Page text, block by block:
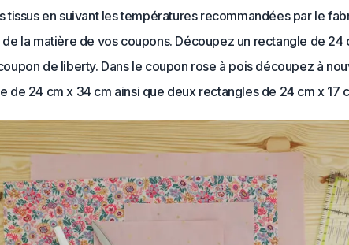
tissus en suivant les températures recommandées par le
la matière de vos coupons. Découpez un rectangle de 24
de liberty. Dans le coupon rose à pois découpez à
de 24 cm x 34 cm ainsi que deux rectangles de 24 cm x 17